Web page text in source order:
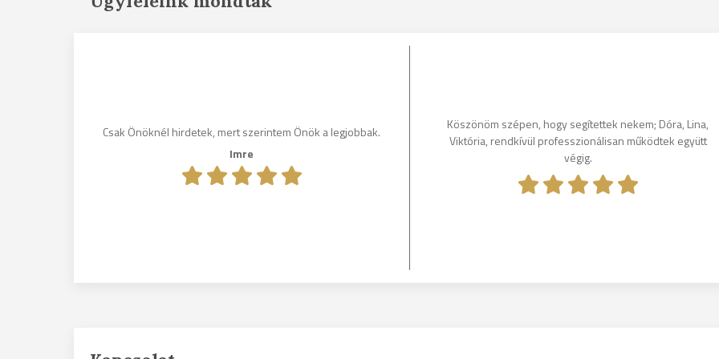
Csak Önöknél hirdetek, mert szerintem Önök a legjobbak.
Imre
Köszönöm szépen, hogy segítettek nekem; Dóra, Lina,
Viktória, rendkívül professzionálisan működtek együtt
végig.